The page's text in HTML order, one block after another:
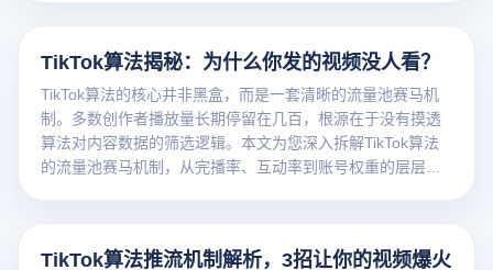
TikTok算法揭秘：为什么你发的视频没人看？
TikTok算法的核心并非黑盒，而是一套清晰的流量池赛马机
制。多数创作者播放量长期停留在几百，根源在于没有摸透
算法对内容数据的筛选逻辑。本文为您深入拆解TikTok算法
的流量池赛马机制，从完播率、互动率到账号权重的层层晋
TikTok算法推流机制解析，3招让你的视频爆火